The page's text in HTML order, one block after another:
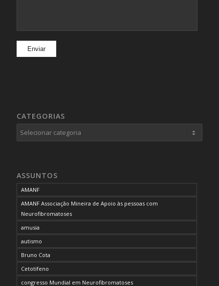
CATEGORIAS
Categorias
ASSUNTOS
AMANF
AMANF Associação Mineira de Apoio às pessoas com
Neurofibromatoses
amusia
autismo
Bruno Cota
Cetotifeno
congresso Mundial em Neurofibromatoses